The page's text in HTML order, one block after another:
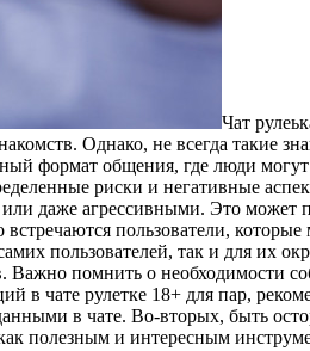
Чaт
Однако, не всегда такие
формат общения, где люди могут
риски и негативные
даже агрессивными. Это
пользователи,
пользователей, так и для их
помнить о необходимости
в чате рулетке 18+ для пар,
в чате. Во-вторых, быть
полезным и интересным